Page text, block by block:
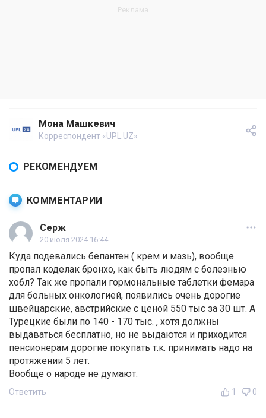
Мона Машкевич
Корреспондент «UPL.UZ»
РЕКОМЕНДУЕМ
КОММЕНТАРИИ
Серж
20 июля 2024 16:44
Куда подевались бепантен ( крем и мазь), вообще
пропал коделак бронхо, как быть людям с болезнью
хобл? Так же пропали гормональные таблетки фемара
для больных онкологией, появились очень дорогие
швейцарские, австрийские с ценой 550 тыс за 30 шт. А
Турецкие были по 140 - 170 тыс. , хотя должны
выдаваться бесплатно, но не выдаются и приходится
пенсионерам дорогие покупать т.к. принимать надо на
протяжении 5 лет.
Вообще о народе не думают.
Ответить 1 0